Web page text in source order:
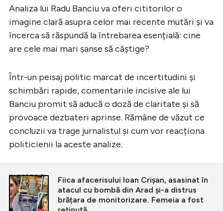
Analiza lui Radu Banciu va oferi cititorilor o
imagine clară asupra celor mai recente mutări și va
încerca să răspundă la întrebarea esențială: cine
are cele mai mari șanse să câștige?
Într-un peisaj politic marcat de incertitudini și
schimbări rapide, comentariile incisive ale lui
Banciu promit să aducă o doză de claritate și să
provoace dezbateri aprinse. Rămâne de văzut ce
concluzii va trage jurnalistul și cum vor reacționa
politicienii la aceste analize.
CITEȘTE ȘI
Fiica afacerisului Ioan Crișan, asasinat în
atacul cu bombă din Arad și-a distrus
brățara de monitorizare. Femeia a fost